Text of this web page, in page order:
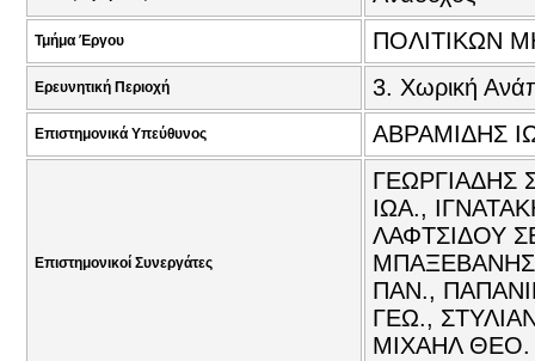
Τμήμα Έργου ΠΟΛΙΤΙΚΩΝ
Ερευνητική Περιοχή 3. Χωρική
Επιστημονικά Υπεύθυνος ΑΒΡΑΜΙΔΗΣ
Επιστημονικοί Συνεργάτες
ΓΕΩΡΓΙΑΔΗΣ
ΙΩΑ.,
ΛΑΦΤΣΙΔΟΥ
ΠΑΝ.,
ΓΕΩ.,
ΜΙΧΑΗΛ ΘΕΟ.